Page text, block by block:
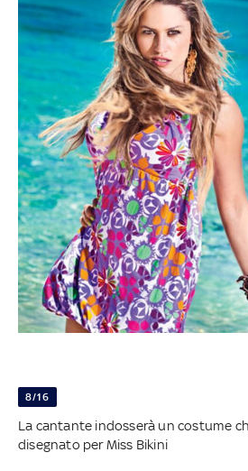
8/16
La cantante indosserà un costume
disegnato per Miss Bikini